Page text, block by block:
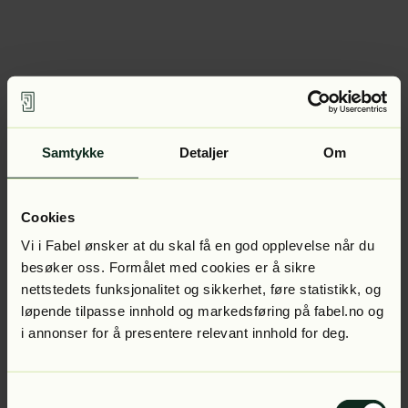
Samtykke Detaljer Om
Cookies
Vi i Fabel ønsker at du skal få en god opplevelse når du
besøker oss. Formålet med cookies er å sikre
nettstedets funksjonalitet og sikkerhet, føre statistikk, og
løpende tilpasse innhold og markedsføring på fabel.no og
i annonser for å presentere relevant innhold for deg.